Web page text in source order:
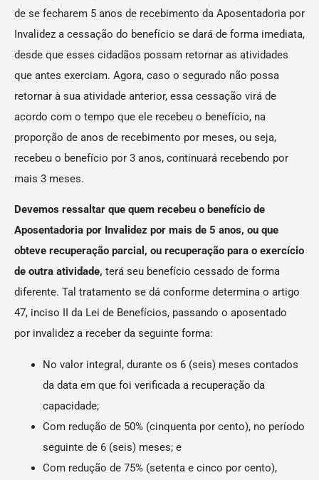
de se fecharem 5 anos de recebimento da Aposentadoria por
Invalidez a cessação do benefício se dará de forma imediata,
desde que esses cidadãos possam retornar as atividades
que antes exerciam. Agora, caso o segurado não possa
retornar à sua atividade anterior, essa cessação virá de
acordo com o tempo que ele recebeu o benefício, na
proporção de anos de recebimento por meses, ou seja,
recebeu o benefício por 3 anos, continuará recebendo por
mais 3 meses.
Devemos ressaltar que quem recebeu o benefício de
Aposentadoria por Invalidez por mais de 5 anos, ou que
obteve recuperação parcial, ou recuperação para o exercício
de outra atividade, terá seu benefício cessado de forma
diferente. Tal tratamento se dá conforme determina o artigo
47, inciso II da Lei de Benefícios, passando o aposentado
por invalidez a receber da seguinte forma:
No valor integral, durante os 6 (seis) meses contados
da data em que foi verificada a recuperação da
capacidade;
Com redução de 50% (cinquenta por cento), no período
seguinte de 6 (seis) meses; e
Com redução de 75% (setenta e cinco por cento),